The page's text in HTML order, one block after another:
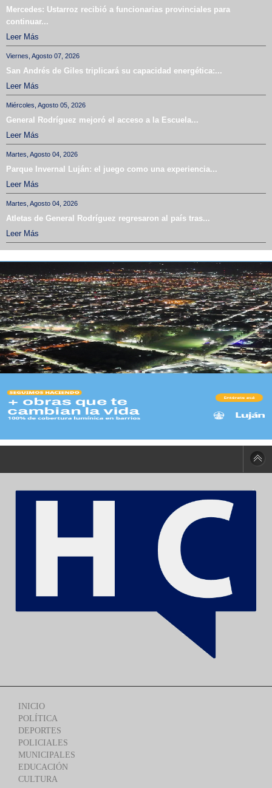
Mercedes: Ustarroz recibió a funcionarias provinciales para
continuar...
Leer Más
Viernes, Agosto 07, 2026
San Andrés de Giles triplicará su capacidad energética:...
Leer Más
Miércoles, Agosto 05, 2026
General Rodríguez mejoró el acceso a la Escuela...
Leer Más
Martes, Agosto 04, 2026
Parque Invernal Luján: el juego como una experiencia...
Leer Más
Martes, Agosto 04, 2026
Atletas de General Rodríguez regresaron al país tras...
Leer Más
INICIO
POLÍTICA
DEPORTES
POLICIALES
MUNICIPALES
EDUCACIÓN
CULTURA